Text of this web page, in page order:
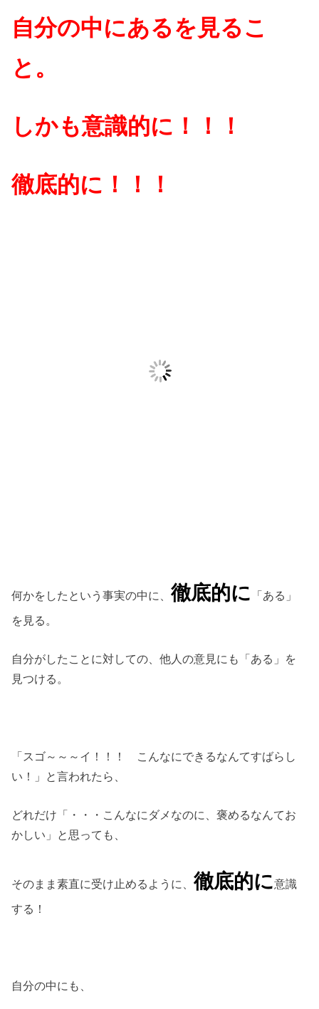
自分の中にあるを見るこ
と。
しかも意識的に！！！
徹底的に！！！
何かをしたという事実の中に、徹底的に
「ある」
を見る。
自分がしたことに対しての、他人の意見にも「ある」を
見つける。
「スゴ～～～イ！！！ こんなにできるなんてすばらし
い！」と言われたら、
どれだけ「・・・こんなにダメなのに、褒めるなんてお
かしい」と思っても、
そのまま素直に受け止めるように、徹底的に意識
する！
自分の中にも、